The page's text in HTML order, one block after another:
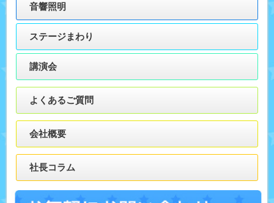
音響照明
ステージまわり
講演会
よくあるご質問
会社概要
社長コラム